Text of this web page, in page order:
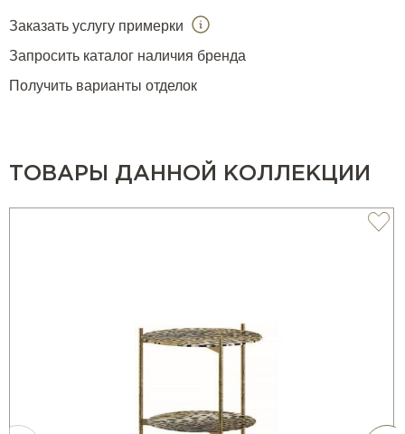
Заказать услугу примерки
Запросить каталог наличия бренда
Получить варианты отделок
ТОВАРЫ ДАННОЙ КОЛЛЕКЦИИ